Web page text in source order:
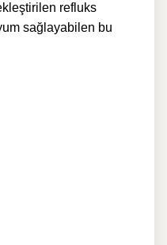
refluks
sağlayabilen bu